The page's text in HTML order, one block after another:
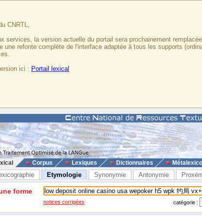
CNRTL,
services, la version actuelle du portail sera prochainement
une refonte complète de l'interface adaptée à tous les supports
ici : Portail lexical
Corpus Lexiques Dictionnaires
Etymologie Synonymie Antonymie
forme
notices corrigées catégorie :